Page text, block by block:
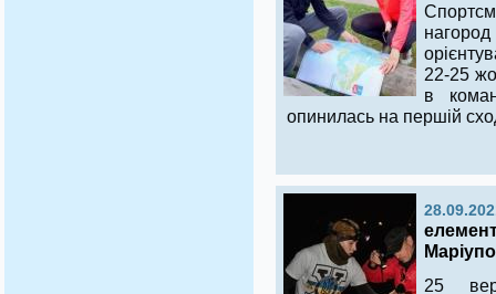
нагород
22-25
в
опинилась на першій
25